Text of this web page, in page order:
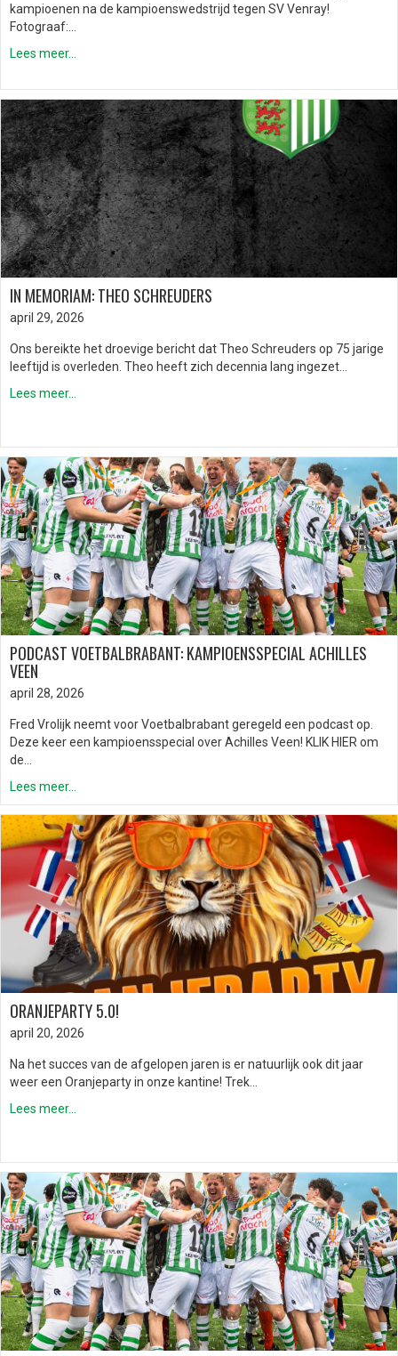
kampioenen na de kampioenswedstrijd tegen SV Venray!
Fotograaf:…
Lees meer...
IN MEMORIAM: THEO SCHREUDERS
april 29, 2026
Ons bereikte het droevige bericht dat Theo Schreuders op 75 jarige
leeftijd is overleden. Theo heeft zich decennia lang ingezet…
Lees meer...
PODCAST VOETBALBRABANT: KAMPIOENSSPECIAL ACHILLES
VEEN
april 28, 2026
Fred Vrolijk neemt voor Voetbalbrabant geregeld een podcast op.
Deze keer een kampioensspecial over Achilles Veen! KLIK HIER om
de…
Lees meer...
ORANJEPARTY 5.0!
april 20, 2026
Na het succes van de afgelopen jaren is er natuurlijk ook dit jaar
weer een Oranjeparty in onze kantine! Trek…
Lees meer...